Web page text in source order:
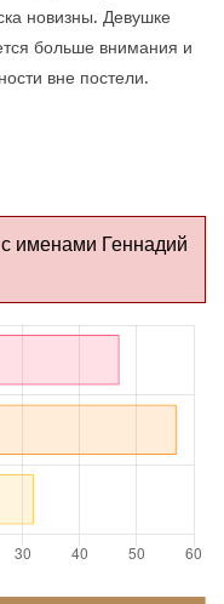
новизны. Девушке
больше внимания и
вне постели.
именами Геннадий